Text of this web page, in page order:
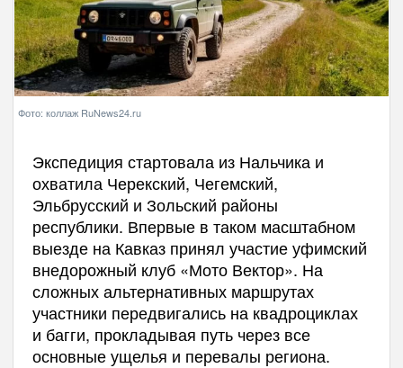
Фото: коллаж RuNews24.ru
Экспедиция стартовала из Нальчика и
охватила Черекский, Чегемский,
Эльбрусский и Зольский районы
республики. Впервые в таком масштабном
выезде на Кавказ принял участие уфимский
внедорожный клуб «Мото Вектор». На
сложных альтернативных маршрутах
участники передвигались на квадроциклах
и багги, прокладывая путь через все
основные ущелья и перевалы региона.